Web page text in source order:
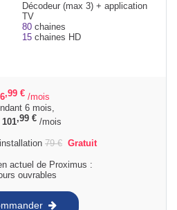
Décodeur (max 3) + application
TV
80 chaines
15 chaines HD
,99 € /mois
6 mois,
101,99 € /mois
79€ Gratuit
actuel de Proximus :
ouvrables